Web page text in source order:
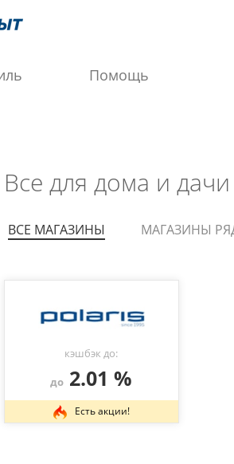
Помощь
Все для дома и
ВСЕ МАГАЗИНЫ МАГАЗИНЫ
кэшбэк до:
до 2.01 %
Есть акции!